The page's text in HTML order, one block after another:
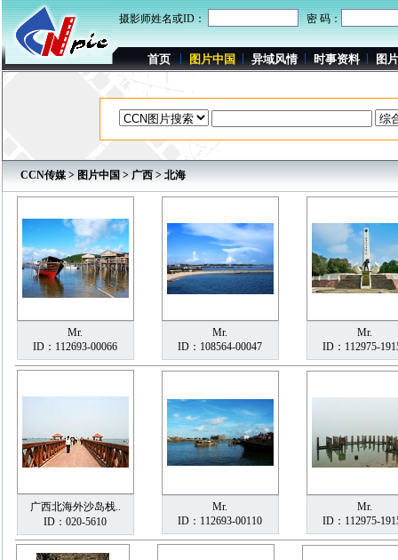
摄影师姓名或ID： 密 码：
首页 图片中国 异域风情 时事资料 图
CCN传媒 > 图片中国 > 广西> 北海
Mr.
ID：112693-00066
Mr.
ID：108564-00047
Mr.
ID：112975-
广西北海外沙岛栈..
ID：020-5610
Mr.
ID：112693-00110
Mr.
ID：112975-